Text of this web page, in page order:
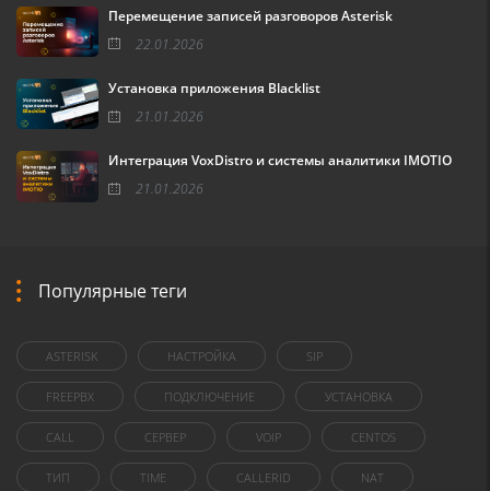
Перемещение записей разговоров Asterisk
22.01.2026
Установка приложения Blacklist
21.01.2026
Интеграция VoxDistro и системы аналитики IMOTIO
21.01.2026
Популярные теги
ASTERISK НАСТРОЙКА SIP
FREEPBX ПОДКЛЮЧЕНИЕ УСТАНОВКА
CALL СЕРВЕР VOIP CENTOS
ТИП TIME CALLERID NAT